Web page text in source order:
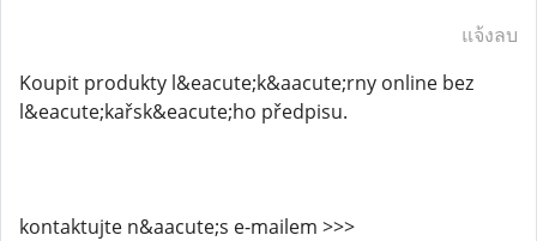
แจ้งลบ
Koupit produkty l&eacute;k&aacute;rny online bez
l&eacute;kařsk&eacute;ho předpisu.
kontaktujte n&aacute;s e-mailem >>>